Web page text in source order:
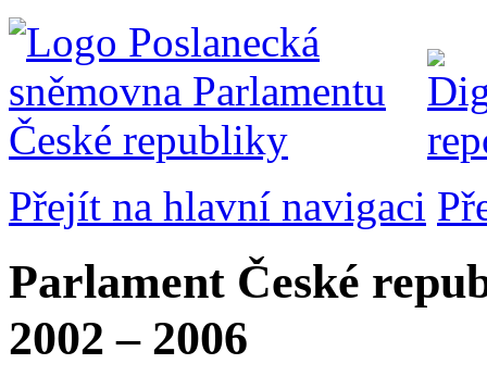
Přejít na hlavní navigaci
Parlament České
2002 – 2006